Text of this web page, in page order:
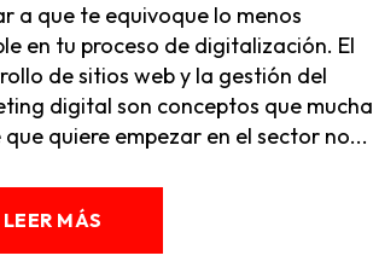
a que te equivoque lo menos
en tu proceso de digitalización. El
de sitios web y la gestión del
digital son conceptos que mucha
quiere empezar en el sector no...
LEER MÁS